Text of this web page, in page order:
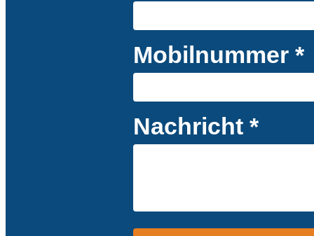
Mobilnummer *
Nachricht *